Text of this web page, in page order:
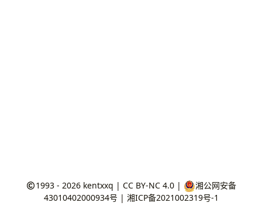
1993 - 2026 kentxxq |CC BY-NC 4.0 |
湘公网安备
43010402000934号 | 湘ICP备2021002319号-1